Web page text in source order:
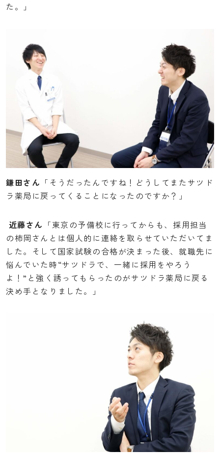
た。」
鎌田さん 「そうだったんですね！どうしてまたサツド
ラ薬局に戻ってくることになったのですか？」
近藤さん 「東京の予備校に行ってからも、採用担当
の柿岡さんとは個人的に連絡を取らせていただいてま
した。そして国家試験の合格が決まった後、就職先に
悩んでいた時“サツドラで、一緒に採用をやろう
よ！”と強く誘ってもらったのがサツドラ薬局に戻る
決め手となりました。」